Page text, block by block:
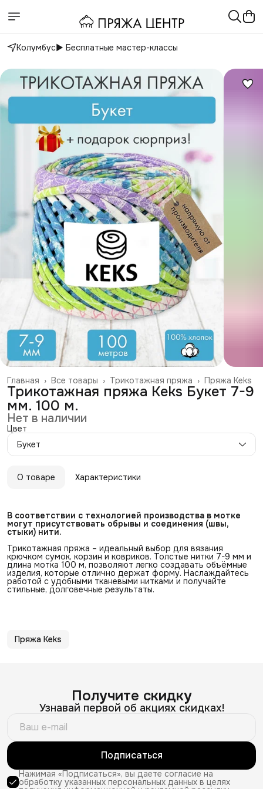
Колумбус▶️ Бесплатные мастер-классы
Пряжа Keks
Трикотажная пряжа ›
Все товары ›
Главная ›
Трикотажная пряжа Keks Букет 7-9
мм. 100 м.
Нет в наличии
Цвет
Букет
О товаре Характеристики
В соответствии с технологией производства в мотке
могут присутствовать обрывы и соединения (швы,
стыки) нити.
Трикотажная пряжа – идеальный выбор для вязания
крючком сумок, корзин и ковриков. Толстые нитки 7-9 мм и
длина мотка 100 м, позволяют легко создавать объёмные
изделия, которые отлично держат форму. Наслаждайтесь
работой с удобными тканевыми нитками и получайте
стильные, долговечные результаты.
Пряжа Keks
Получите скидку
Узнавай первой об акциях скидках!
Подписаться
Нажимая «Подписаться», вы даете согласие на
обработку указанных персональных данных в целях